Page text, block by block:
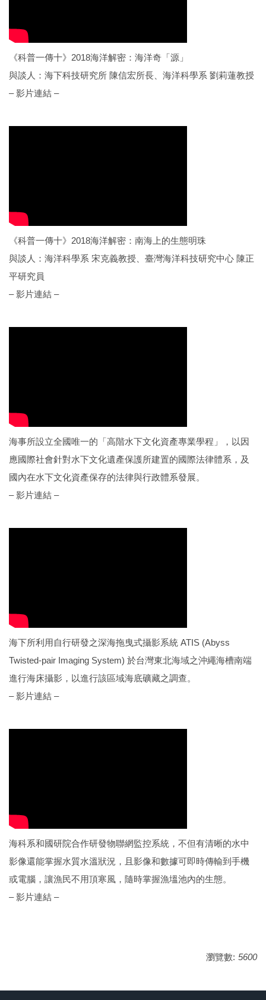
《科普一傳十》2018海洋解密：海洋奇「源」
與談人：海下科技研究所 陳信宏所長、海洋科學系 劉莉蓮教授
– 影片連結 –
《科普一傳十》2018海洋解密：南海上的生態明珠
與談人：海洋科學系 宋克義教授、臺灣海洋科技研究中心 陳正
平研究員
– 影片連結 –
海事所設立全國唯一的「高階水下文化資產專業學程」，以因
應國際社會針對水下文化遺產保護所建置的國際法律體系，及
國內在水下文化資產保存的法律與行政體系發展。
– 影片連結 –
海下所利用自行研發之深海拖曳式攝影系統 ATIS (Abyss
Twisted-pair Imaging System) 於台灣東北海域之沖繩海槽南端
進行海床攝影，以進行該區域海底礦藏之調查。
– 影片連結 –
海科系和國研院合作研發物聯網監控系統，不但有清晰的水中
影像還能掌握水質水溫狀況，且影像和數據可即時傳輸到手機
或電腦，讓漁民不用頂寒風，隨時掌握漁塭池內的生態。
– 影片連結 –
瀏覽數: 5600